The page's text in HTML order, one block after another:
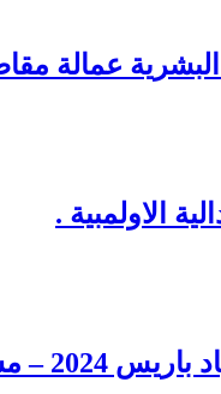
البشرية عمالة
الاولمبية .
كرة القدم